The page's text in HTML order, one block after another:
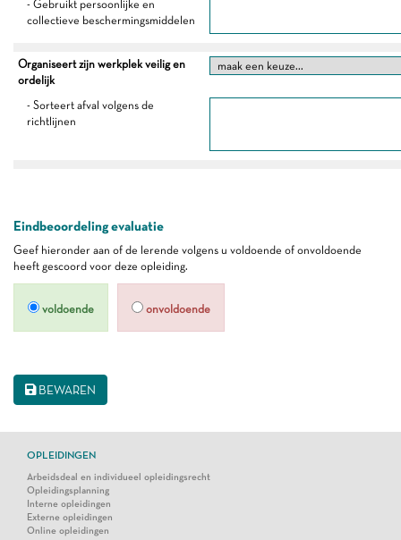
- Gebruikt persoonlijke en
collectieve beschermingsmiddelen
Organiseert zijn werkplek veilig en
ordelijk
- Sorteert afval volgens de
richtlijnen
Eindbeoordeling evaluatie
Geef hieronder aan of de lerende volgens u voldoende of onvoldoende
heeft gescoord voor deze opleiding.
voldoende onvoldoende
BEWAREN
OPLEIDINGEN
Arbeidsdeal en individueel opleidingsrecht
Opleidingsplanning
Interne opleidingen
Externe opleidingen
Online opleidingen